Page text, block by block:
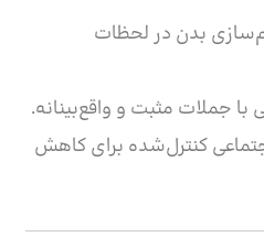
بدن در لحظات
با جملات مثبت و واقع‌بینانه.
کنترل‌شده برای کاهش